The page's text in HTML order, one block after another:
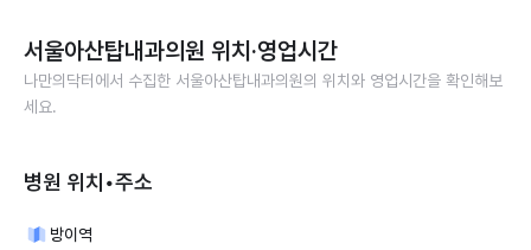
서울아산탑내과의원 위치·영업시간
나만의닥터에서 수집한 서울아산탑내과의원의 위치와 영업시간을 확인해보
세요.
병원 위치•주소
방이역